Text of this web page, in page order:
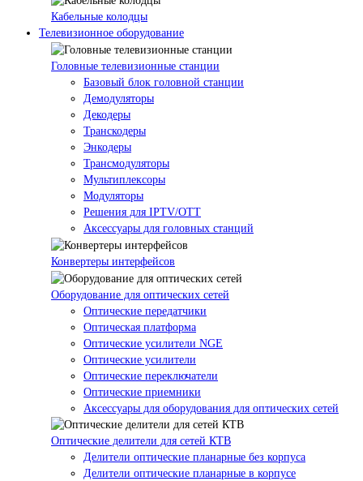
Кабельные колодцы
Телевизионное оборудование
Головные телевизионные станции
Базовый блок головной станции
Демодуляторы
Декодеры
Транскодеры
Энкодеры
Трансмодуляторы
Мультиплексоры
Модуляторы
Решения для IPTV/OTT
Аксессуары для головных станций
Конвертеры интерфейсов
Оборудование для оптических сетей
Оптические передатчики
Оптическая платформа
Оптические усилители NGE
Оптические усилители
Оптические переключатели
Оптические приемники
Аксессуары для оборудования для оптических сетей
Оптические делители для сетей КТВ
Делители оптические планарные без корпуса
Делители оптические планарные в корпусе